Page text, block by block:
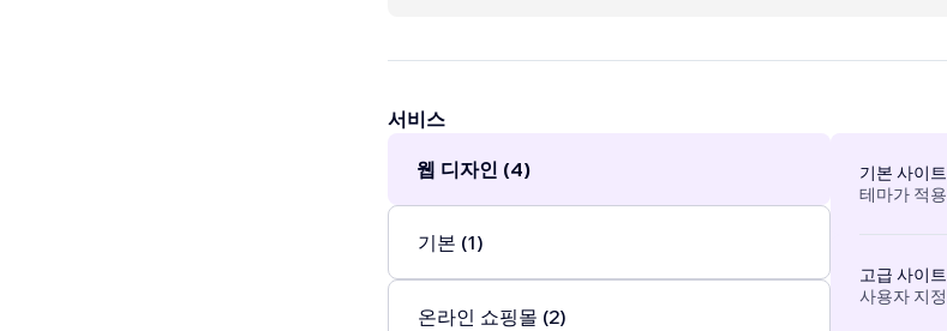
서비스
웹 디자인 (4)
기본 (1)
온라인 쇼핑몰 (2)
기본 사이
테마가 적
고급 사이
사용자 지